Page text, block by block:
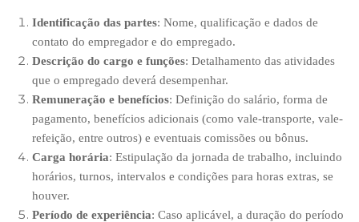
Identificação das partes: Nome, qualificação e dados de
contato do empregador e do empregado.
Descrição do cargo e funções: Detalhamento das atividades
que o empregado deverá desempenhar.
Remuneração e benefícios: Definição do salário, forma de
pagamento, benefícios adicionais (como vale-transporte, vale-
refeição, entre outros) e eventuais comissões ou bônus.
Carga horária: Estipulação da jornada de trabalho, incluindo
horários, turnos, intervalos e condições para horas extras, se
houver.
Período de experiência: Caso aplicável, a duração do período